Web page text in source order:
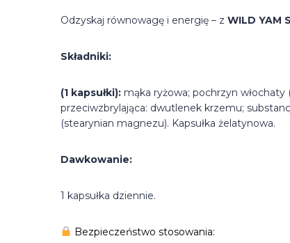
Odzyskaj równowagę i energię – z WILD YAM
Składniki:
(1 kapsułki): mąka ryżowa; pochrzyn
przeciwzbrylająca: dwutlenek krzemu;
(stearynian magnezu). Kapsułka żelatynowa.
Dawkowanie:
1 kapsułka dziennie.
Bezpieczeństwo stosowania: